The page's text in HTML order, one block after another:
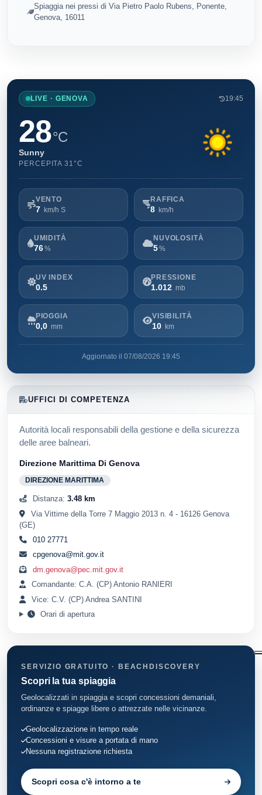
Spiaggia nei pressi di Via Pietro Paolo Rubens, Ponente,
Genova, 16011
LIVE · GENOVA 19:45
28°C
Sunny
PERCEPITA 31°C
VENTO
7 km/h S
RAFFICA
8 km/h
UMIDITÀ
76 %
NUVOLOSITÀ
5%
UV INDEX
0.5
PRESSIONE
1.012 mb
PIOGGIA
0,0 mm
VISIBILITÀ
10 km
Aggiornato il 07/08/2026 19:45
UFFICI DI COMPETENZA
Autorità locali responsabili della gestione e della sicurezza
delle aree balneari.
Direzione Marittima Di Genova
DIREZIONE MARITTIMA
Distanza: 3.48 km
Via Vittime della Torre 7 Maggio 2013 n. 4 - 16126 Genova
(GE)
010 27771
cpgenova@mit.gov.it
dm.genova@pec.mit.gov.it
Comandante: C.A. (CP) Antonio RANIERI
Vice: C.V. (CP) Andrea SANTINI
Orari di apertura
SERVIZIO GRATUITO · BEACHDISCOVERY
Scopri la tua spiaggia
Geolocalizzati in spiaggia e scopri concessioni demaniali,
ordinanze e spiagge libere o attrezzate nelle vicinanze.
Geolocalizzazione in tempo reale
Concessioni e visure a portata di mano
Nessuna registrazione richiesta
Scopri cosa c'è intorno a te